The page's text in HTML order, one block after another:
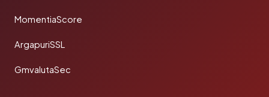
MomentiaScore
ArgapuriSSL
GmvalutaSec